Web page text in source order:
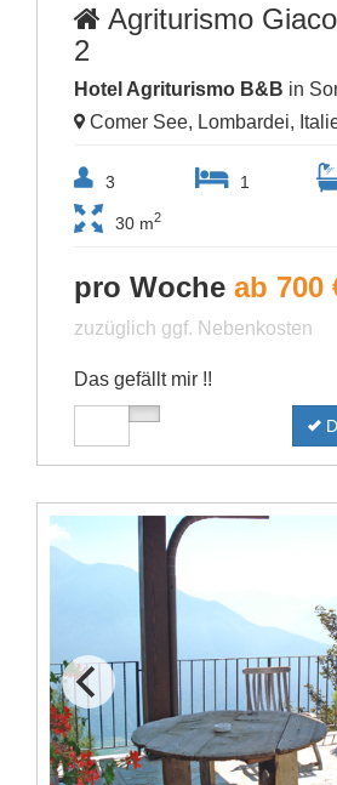
Agriturismo
2
Hotel Agriturismo B&B in
Comer See, Lombardei,
3 1
30 m2
pro Woche ab 700
zuzüglich ggf. Nebenkosten
Das gefällt mir !!